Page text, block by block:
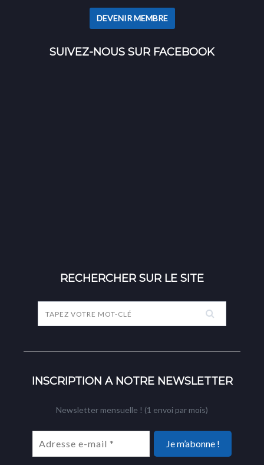
DEVENIR MEMBRE
SUIVEZ-NOUS SUR FACEBOOK
RECHERCHER SUR LE SITE
INSCRIPTION À NOTRE NEWSLETTER
Newsletter mensuelle ! (1 envoi par mois)